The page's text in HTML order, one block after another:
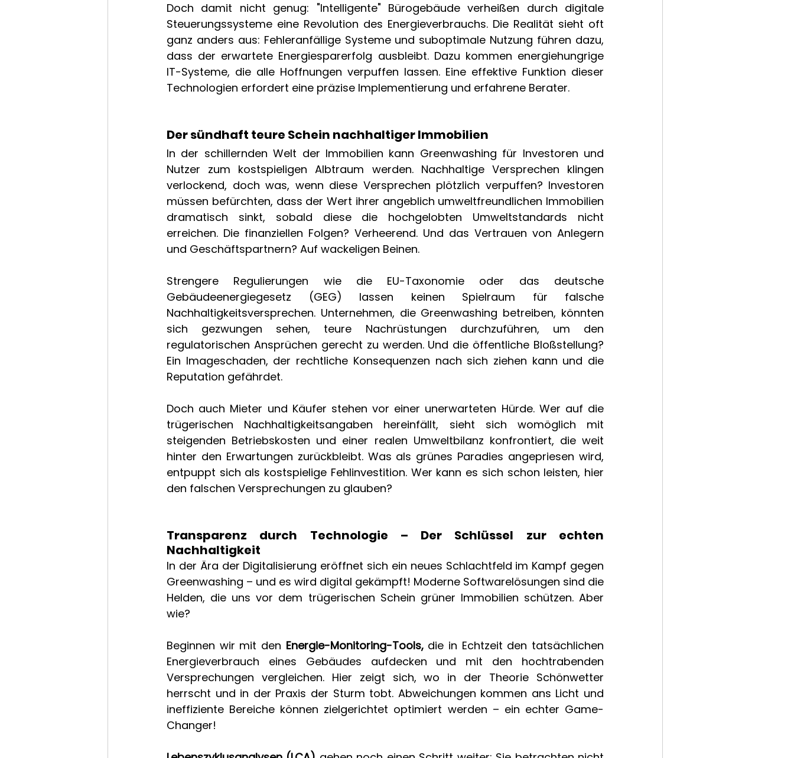
Doch damit nicht genug: "Intelligente" Bürogebäude verheißen durch digitale
Steuerungssysteme eine Revolution des Energieverbrauchs. Die Realität sieht oft
ganz anders aus: Fehleranfällige Systeme und suboptimale Nutzung führen dazu,
dass der erwartete Energiesparerfolg ausbleibt. Dazu kommen energiehungrige
IT-Systeme, die alle Hoffnungen verpuffen lassen. Eine effektive Funktion dieser
Technologien erfordert eine präzise Implementierung und erfahrene Berater.
Der sündhaft teure Schein nachhaltiger Immobilien
In der schillernden Welt der Immobilien kann Greenwashing für Investoren und
Nutzer zum kostspieligen Albtraum werden. Nachhaltige Versprechen klingen
verlockend, doch was, wenn diese Versprechen plötzlich verpuffen? Investoren
müssen befürchten, dass der Wert ihrer angeblich umweltfreundlichen Immobilien
dramatisch sinkt, sobald diese die hochgelobten Umweltstandards nicht
erreichen. Die finanziellen Folgen? Verheerend. Und das Vertrauen von Anlegern
und Geschäftspartnern? Auf wackeligen Beinen.
Strengere Regulierungen wie die EU-Taxonomie oder das deutsche
Gebäudeenergiegesetz (GEG) lassen keinen Spielraum für falsche
Nachhaltigkeitsversprechen. Unternehmen, die Greenwashing betreiben, könnten
sich gezwungen sehen, teure Nachrüstungen durchzuführen, um den
regulatorischen Ansprüchen gerecht zu werden. Und die öffentliche Bloßstellung?
Ein Imageschaden, der rechtliche Konsequenzen nach sich ziehen kann und die
Reputation gefährdet.
Doch auch Mieter und Käufer stehen vor einer unerwarteten Hürde. Wer auf die
trügerischen Nachhaltigkeitsangaben hereinfällt, sieht sich womöglich mit
steigenden Betriebskosten und einer realen Umweltbilanz konfrontiert, die weit
hinter den Erwartungen zurückbleibt. Was als grünes Paradies angepriesen wird,
entpuppt sich als kostspielige Fehlinvestition. Wer kann es sich schon leisten, hier
den falschen Versprechungen zu glauben?
Transparenz durch Technologie – Der Schlüssel zur echten
Nachhaltigkeit
In der Ära der Digitalisierung eröffnet sich ein neues Schlachtfeld im Kampf gegen
Greenwashing – und es wird digital gekämpft! Moderne Softwarelösungen sind die
Helden, die uns vor dem trügerischen Schein grüner Immobilien schützen. Aber
wie?
Beginnen wir mit den Energie-Monitoring-Tools, die in Echtzeit den tatsächlichen
Energieverbrauch eines Gebäudes aufdecken und mit den hochtrabenden
Versprechungen vergleichen. Hier zeigt sich, wo in der Theorie Schönwetter
herrscht und in der Praxis der Sturm tobt. Abweichungen kommen ans Licht und
ineffiziente Bereiche können zielgerichtet optimiert werden – ein echter Game-
Changer!